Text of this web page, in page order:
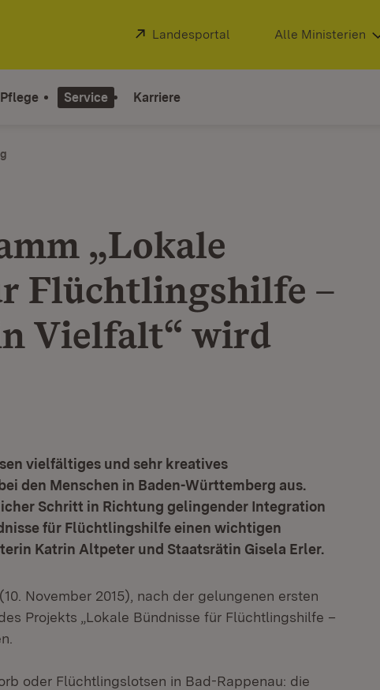
Extern:
Landesportal (Öffnet in neuem Fenster)
Alle Ministerien
Service Karriere
„Lokale
Flüchtlingshilfe –
Vielfalt“ wird
vielfältiges und sehr kreatives
den Menschen in Baden-Württemberg aus.
Schritt in Richtung gelingender Integration
für Flüchtlingshilfe einen wichtigen
Katrin Altpeter und Staatsrätin Gisela Erler.
November 2015), nach der gelungenen ersten
Projekts „Lokale Bündnisse für Flüchtlingshilfe –
oder Flüchtlingslotsen in Bad-Rappenau: die